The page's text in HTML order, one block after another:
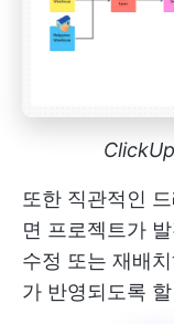
또한 직관적인
면 프로젝트가
수정 또는 재배
가 반영되도록